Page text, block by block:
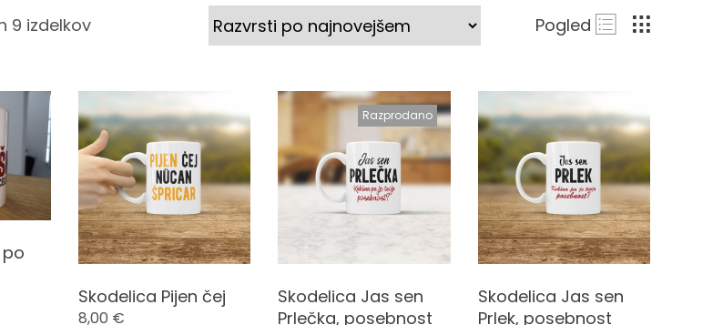
9 izdelkovRazvrščeno
Pogled
Skodelica Pijen čej
8,00 €
Razprodano
Skodelica Jas sen
Prlečka, posebnost
Skodelica Jas sen
Prlek, posebnost